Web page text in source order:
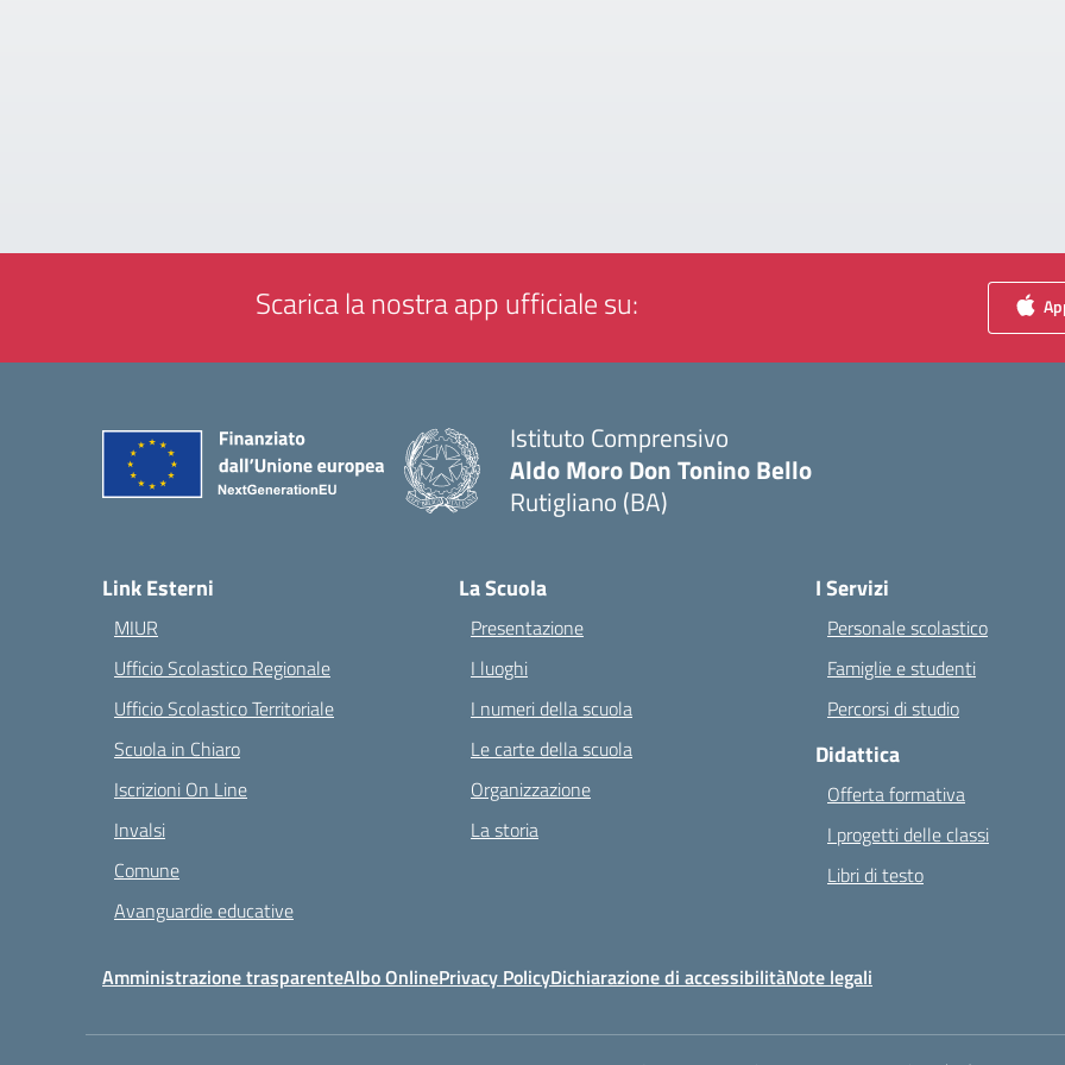
Scarica la nostra app ufficiale su:
Istituto Comprensivo
Aldo Moro Don Tonino Bello
Rutigliano (BA)
Link Esterni
MIUR
Ufficio Scolastico Regionale
Ufficio Scolastico Territoriale
Scuola in Chiaro
Iscrizioni On Line
Invalsi
Comune
Avanguardie educative
La Scuola
Presentazione
I luoghi
I numeri della scuola
Le carte della scuola
Organizzazione
La storia
I Servizi
Personale scolastico
Famiglie e studenti
Percorsi di studio
Didattica
Offerta formativa
I progetti delle classi
Libri di testo
Amministrazione trasparenteAlbo OnlinePrivacy PolicyDichiarazione di accessibilitàNote legali